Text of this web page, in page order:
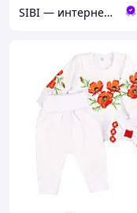
SIBI — интернет-магазин товаров для дома: текстиль, одежда для всей семьи